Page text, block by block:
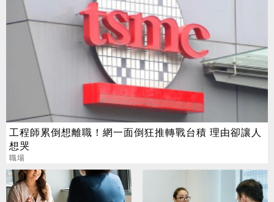
工程師累倒想離職！網一面倒狂推轉戰台積 理由卻讓人
想哭
職場